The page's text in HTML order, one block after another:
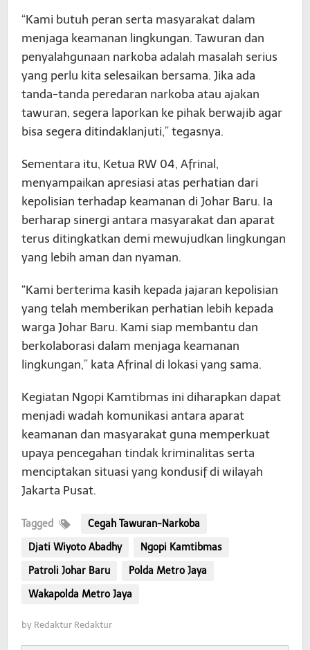
“Kami butuh peran serta masyarakat dalam
menjaga keamanan lingkungan. Tawuran dan
penyalahgunaan narkoba adalah masalah serius
yang perlu kita selesaikan bersama. Jika ada
tanda-tanda peredaran narkoba atau ajakan
tawuran, segera laporkan ke pihak berwajib agar
bisa segera ditindaklanjuti,” tegasnya.
Sementara itu, Ketua RW 04, Afrinal,
menyampaikan apresiasi atas perhatian dari
kepolisian terhadap keamanan di Johar Baru. Ia
berharap sinergi antara masyarakat dan aparat
terus ditingkatkan demi mewujudkan lingkungan
yang lebih aman dan nyaman.
“Kami berterima kasih kepada jajaran kepolisian
yang telah memberikan perhatian lebih kepada
warga Johar Baru. Kami siap membantu dan
berkolaborasi dalam menjaga keamanan
lingkungan,” kata Afrinal di lokasi yang sama.
Kegiatan Ngopi Kamtibmas ini diharapkan dapat
menjadi wadah komunikasi antara aparat
keamanan dan masyarakat guna memperkuat
upaya pencegahan tindak kriminalitas serta
menciptakan situasi yang kondusif di wilayah
Jakarta Pusat.
Tagged
Cegah Tawuran-Narkoba
Djati Wiyoto Abadhy
Ngopi Kamtibmas
Patroli Johar Baru
Polda Metro Jaya
Wakapolda Metro Jaya
by Redaktur Redaktur